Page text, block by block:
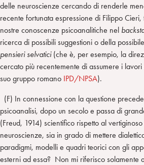
delle neuroscienze cercando di renderle
recente fortunata espressione di Filippo
nostre conoscenze psicoanalitiche nel
ricerca di possibili suggestioni o della
pensieri selvatici(che è, per esempio, la
cercato più recentemente di assumere i
suo gruppo romano IPD/NPSA).
(F) In connessione con la questione
psicoanalisi, dopo un secolo e passa di
(Freud, 1914) scientifico rispetto al
neuroscienze, sia in grado di mettere
paradigmi, modelli e quadri teorici con gli
esterni ad essa? Non mi riferisco solamente